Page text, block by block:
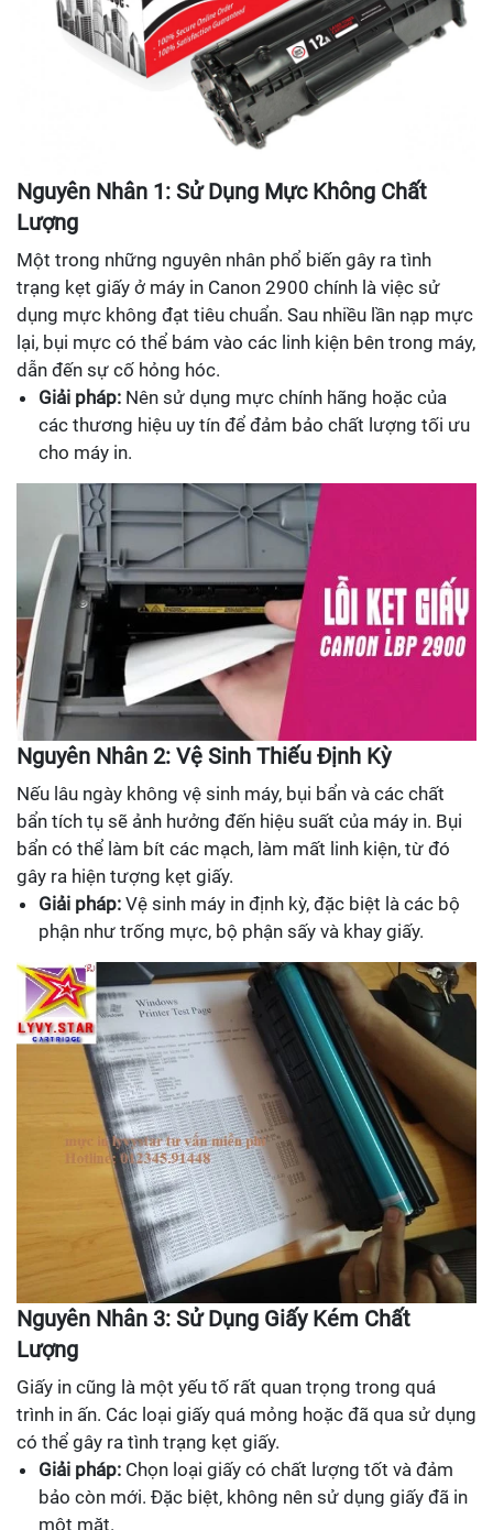
Nguyên Nhân 1: Sử Dụng Mực Không Chất
Lượng
Một trong những nguyên nhân phổ biến gây ra tình
trạng kẹt giấy ở máy in Canon 2900 chính là việc sử
dụng mực không đạt tiêu chuẩn. Sau nhiều lần nạp mực
lại, bụi mực có thể bám vào các linh kiện bên trong máy,
dẫn đến sự cố hỏng hóc.
Giải pháp: Nên sử dụng mực chính hãng hoặc của
các thương hiệu uy tín để đảm bảo chất lượng tối ưu
cho máy in.
Nguyên Nhân 2: Vệ Sinh Thiếu Định Kỳ
Nếu lâu ngày không vệ sinh máy, bụi bẩn và các chất
bẩn tích tụ sẽ ảnh hưởng đến hiệu suất của máy in. Bụi
bẩn có thể làm bít các mạch, làm mất linh kiện, từ đó
gây ra hiện tượng kẹt giấy.
Giải pháp: Vệ sinh máy in định kỳ, đặc biệt là các bộ
phận như trống mực, bộ phận sấy và khay giấy.
Nguyên Nhân 3: Sử Dụng Giấy Kém Chất
Lượng
Giấy in cũng là một yếu tố rất quan trọng trong quá
trình in ấn. Các loại giấy quá mỏng hoặc đã qua sử dụng
có thể gây ra tình trạng kẹt giấy.
Giải pháp: Chọn loại giấy có chất lượng tốt và đảm
bảo còn mới. Đặc biệt, không nên sử dụng giấy đã in
một mặt.